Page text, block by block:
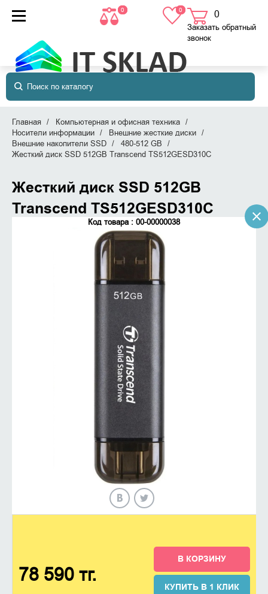
0 0 0
в корзине
Заказать обратный
звонок
Главная
Компьютерная и офисная техника
Носители информации
Внешние жесткие диски
Внешние накопители SSD
480-512 GB
Жесткий диск SSD 512GB Transcend TS512GESD310C
Жесткий диск SSD 512GB
Transcend TS512GESD310C
Код товара : 00-00000038
78 590 тг.
В КОРЗИНУ
КУПИТЬ В 1 КЛИК